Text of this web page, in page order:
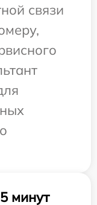
связи
минут